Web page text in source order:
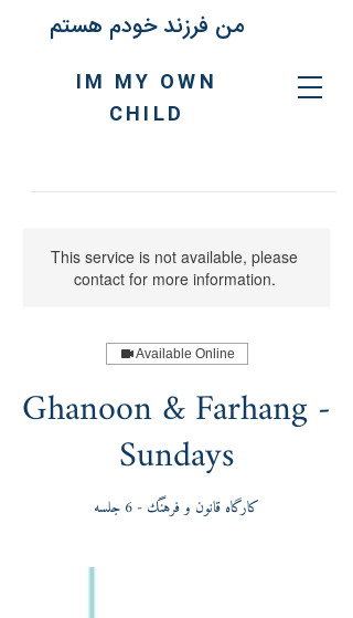
IM MY OWN
CHILD
من فرزند خودم هستم
This service is not available, please
contact for more information.
Available Online
Ghanoon & Farhang -
Sundays
کارگاه قانون و فرهنگ - 6 جلسه